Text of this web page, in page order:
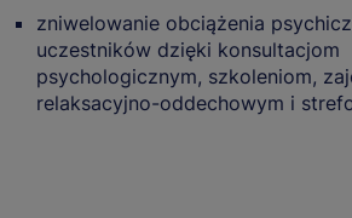
zniwelowanie obciążenia
uczestników dzięki konsultacjom
psychologicznym, szkoleniom,
relaksacyjno-oddechowym i